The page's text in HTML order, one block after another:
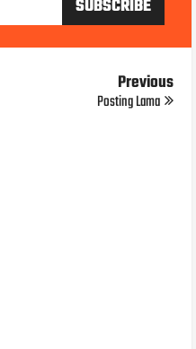
Previous
Posting Lama